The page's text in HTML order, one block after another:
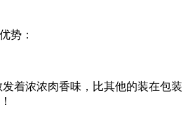
势：
着浓浓肉香味，比其他的装在包装